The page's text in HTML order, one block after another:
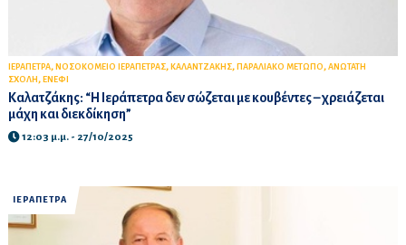
ΙΕΡΑΠΕΤΡΑ, ΝΟΣΟΚΟΜΕΙΟ ΙΕΡΑΠΕΤΡΑΣ, ΚΑΛΑΝΤΖΑΚΗΣ, ΠΑΡΑΛΙΑΚΟ ΜΕΤΩΠΟ, ΑΝΩΤΑΤΗ
ΣΧΟΛΗ , ΕΝΕΦΙ
Καλατζάκης: “Η Ιεράπετρα δεν σώζεται με κουβέντες – χρειάζεται
μάχη και διεκδίκηση”
12:03 μ.μ. - 27/10/2025
ΙΕΡΑΠΕΤΡΑ